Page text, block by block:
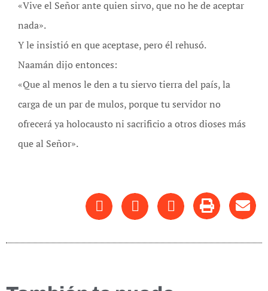
«Vive el Señor ante quien sirvo, que no he de aceptar
nada».
Y le insistió en que aceptase, pero él rehusó.
Naamán dijo entonces:
«Que al menos le den a tu siervo tierra del país, la
carga de un par de mulos, porque tu servidor no
ofrecerá ya holocausto ni sacrificio a otros dioses más
que al Señor».